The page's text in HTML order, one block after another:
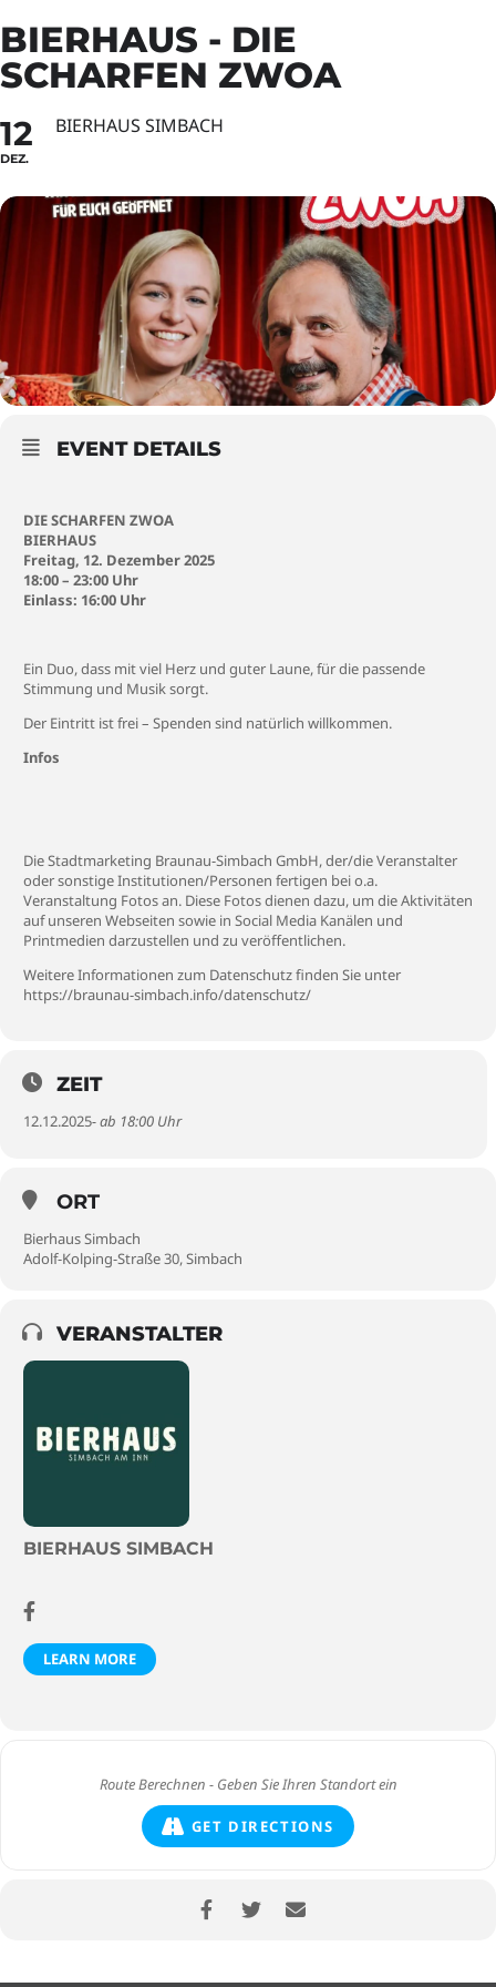
BIERHAUS - DIE
SCHARFEN ZWOA
12
DEZ.
BIERHAUS SIMBACH
EVENT DETAILS
DIE SCHARFEN ZWOA
BIERHAUS
Freitag, 12. Dezember 2025
18:00 – 23:00 Uhr
Einlass: 16:00 Uhr
Ein Duo, dass mit viel Herz und guter Laune, für die passende
Stimmung und Musik sorgt.
Der Eintritt ist frei – Spenden sind natürlich willkommen.
Infos
Die Stadtmarketing Braunau-Simbach GmbH, der/die Veranstalter
oder sonstige Institutionen/Personen fertigen bei o.a.
Veranstaltung Fotos an. Diese Fotos dienen dazu, um die Aktivitäten
auf unseren Webseiten sowie in Social Media Kanälen und
Printmedien darzustellen und zu veröffentlichen.
Weitere Informationen zum Datenschutz finden Sie unter
https://braunau-simbach.info/datenschutz/
ZEIT
12.12.2025- ab 18:00 Uhr
ORT
Bierhaus Simbach
Adolf-Kolping-Straße 30, Simbach
VERANSTALTER
BIERHAUS SIMBACH
LEARN MORE
GET DIRECTIONS